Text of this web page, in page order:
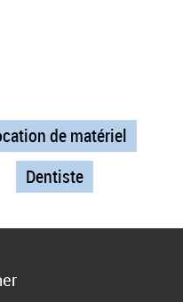
de matériel
Dentiste